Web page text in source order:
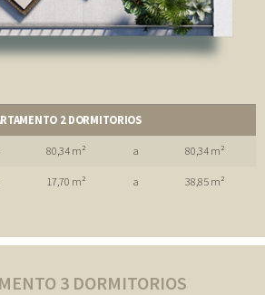
2 DORMITORIOS
80,34 m² a 80,34 m²
17,70 m² a 38,85 m²
3 DORMITORIOS